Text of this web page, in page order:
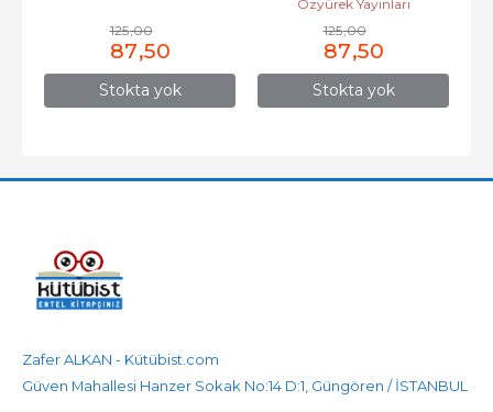
Stokta yok
125,00
87,50
Stokta yok
Özyürek Yayınları
125,00
87,50
Zafer ALKAN - Kütübist.com
Güven Mahallesi Hanzer Sokak No:14 D:1, Güngören / İSTANBUL